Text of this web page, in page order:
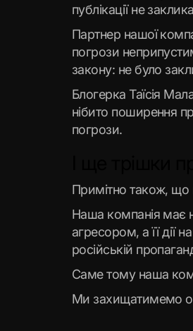
публікації не
Партнер нашої
погрози
закону: не було
Блогерка Таїсія
нібито поширення
погрози.
Примітно також, що
Наша компанія має
агресором, а її дії
російській
Саме тому наша
Ми захищатимемо